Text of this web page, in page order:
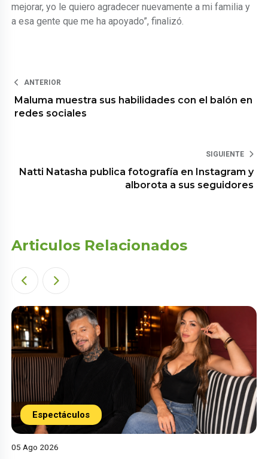
mejorar, yo le quiero agradecer nuevamente a mi familia y
a esa gente que me ha apoyado”, finalizó.
ANTERIOR
Maluma muestra sus habilidades con el balón en
redes sociales
SIGUIENTE
Natti Natasha publica fotografía en Instagram y
alborota a sus seguidores
Articulos Relacionados
Espectáculos
05 Ago 2026